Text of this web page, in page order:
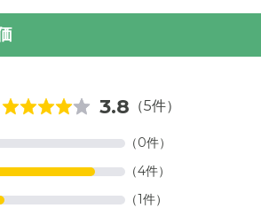
3.8 （5件）
（0件）
（4件）
（1件）